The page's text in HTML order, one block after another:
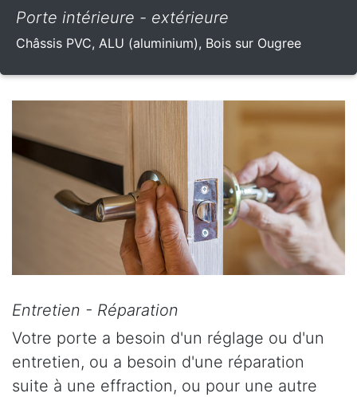
Porte intérieure - extérieure
Châssis PVC, ALU (aluminium), Bois sur Ougree
Entretien - Réparation
Votre porte a besoin d'un réglage ou d'un
entretien, ou a besoin d'une réparation
suite à une effraction, ou pour une autre